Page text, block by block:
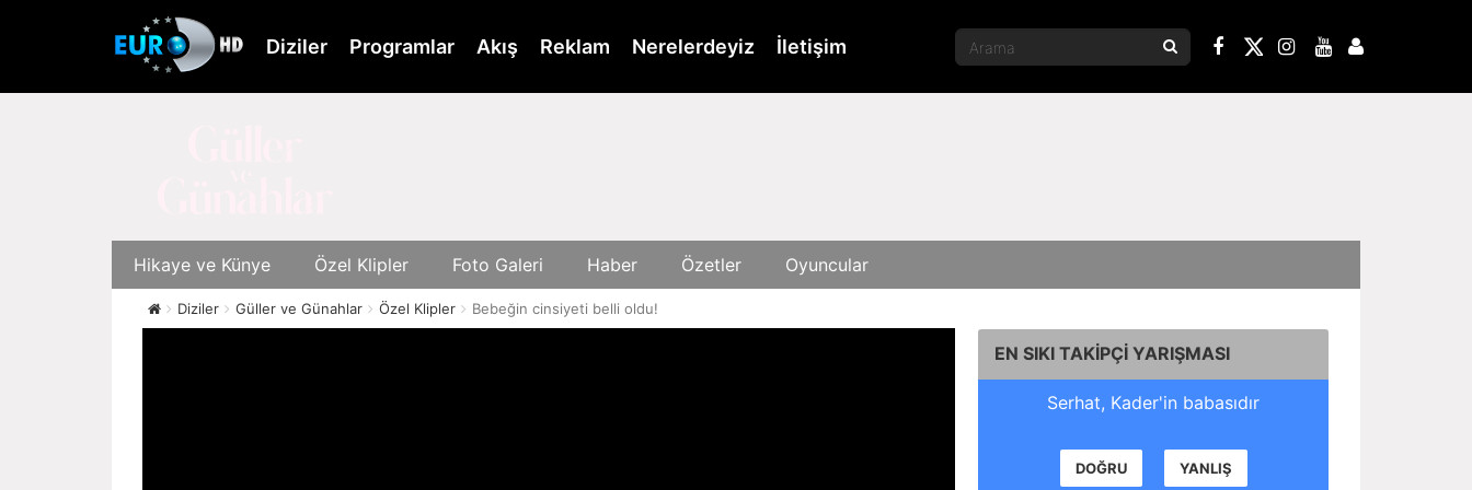
Diziler Programlar Akış Reklam Nerelerdeyiz İletişim
Hikaye ve Künye Özel Klipler Foto Galeri Haber Özetler Oyuncular
Diziler Güller ve Günahlar Özel Klipler Bebeğin cinsiyeti belli oldu!
EN SIKI TAKİPÇİ YARIŞMASI
Serhat, Kader'in babasıdır
DOĞRU YANLIŞ